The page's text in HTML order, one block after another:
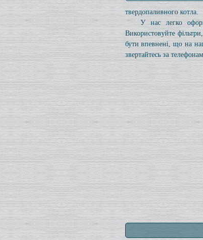
твердопаливного котла.
У нас легко
Використовуйте
бути впевнені, що на
звертайтесь за